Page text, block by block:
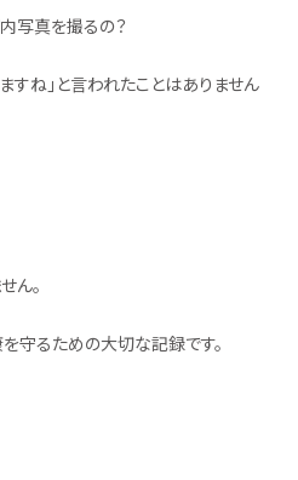
写真を撮るの？
すね」と言われたことはありません
ん。
守るための大切な記録です。